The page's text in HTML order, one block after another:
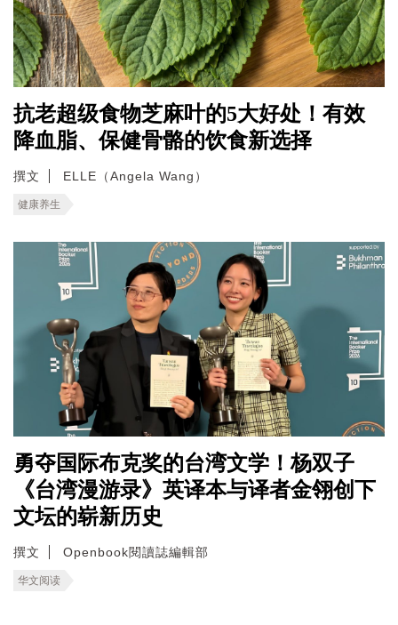
抗老超级食物芝麻叶的5大好处！有效
降血脂、保健骨骼的饮食新选择
撰文 ELLE（Angela Wang）
健康养生
勇夺国际布克奖的台湾文学！杨双子
《台湾漫游录》英译本与译者金翎创下
文坛的崭新历史
撰文 Openbook閱讀誌編輯部
华文阅读